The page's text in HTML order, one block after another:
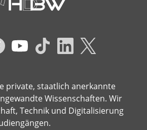
private, staatlich anerkannte
Wissenschaften. Wir
Technik und Digitalisierung